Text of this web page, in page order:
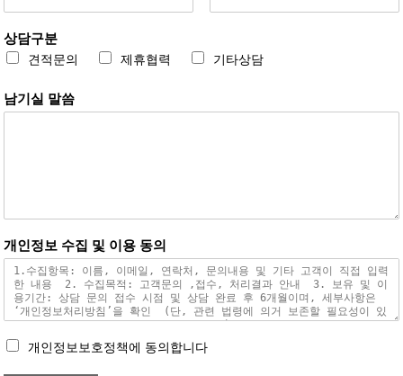
상담구분
견적문의 제휴협력 기타상담
남기실 말씀
개인정보 수집 및 이용 동의
개인정보보호정책에 동의합니다